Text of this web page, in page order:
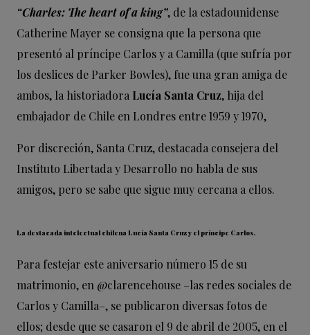
“Charles: The heart of a king”, de la estadounidense
Catherine Mayer se consigna que la persona que
presentó al príncipe Carlos y a Camilla (que sufría por
los deslices de Parker Bowles), fue una gran amiga de
ambos, la historiadora Lucía Santa Cruz, hija del
embajador de Chile en Londres entre 1959 y 1970,
Por discreción, Santa Cruz, destacada consejera del
Instituto Libertada y Desarrollo no habla de sus
amigos, pero se sabe que sigue muy cercana a ellos.
La destacada intelectual chilena Lucía Santa Cruz y el príncipe Carlos.
Para festejar este aniversario número 15 de su
matrimonio, en @clarencehouse –las redes sociales de
Carlos y Camilla–, se publicaron diversas fotos de
ellos; desde que se casaron el 9 de abril de 2005, en el